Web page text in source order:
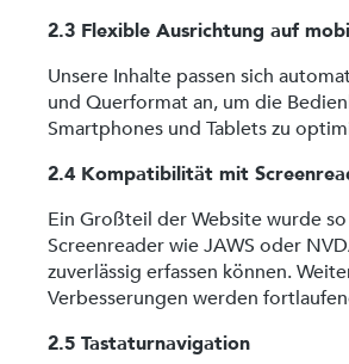
2.3 Flexible Ausrichtung auf
Unsere Inhalte passen sich
und Querformat an, um die
Smartphones und Tablets zu
2.4 Kompatibilität mit
Ein Großteil der Website wurde
Screenreader wie JAWS oder
zuverlässig erfassen können.
Verbesserungen werden
2.5 Tastaturnavigation